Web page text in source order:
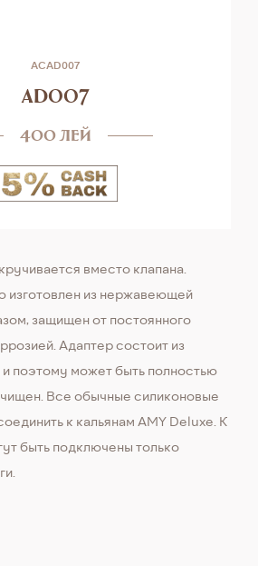
ACAD007
ad007
400 лей
вместо клапана.
изготовлен из нержавеющей
защищен от постоянного
Адаптер состоит из
и поэтому может быть полностью
Все обычные силиконовые
к кальянам AMY Deluxe. К
быть подключены только